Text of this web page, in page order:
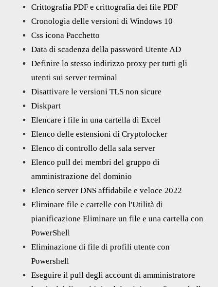
Crittografia PDF e crittografia dei file PDF
Cronologia delle versioni di Windows 10
Css icona Pacchetto
Data di scadenza della password Utente AD
Definire lo stesso indirizzo proxy per tutti gli
utenti sui server terminal
Disattivare le versioni TLS non sicure
Diskpart
Elencare i file in una cartella di Excel
Elenco delle estensioni di Cryptolocker
Elenco di controllo della sala server
Elenco pull dei membri del gruppo di
amministrazione del dominio
Elenco server DNS affidabile e veloce 2022
Eliminare file e cartelle con l'Utilità di
pianificazione Eliminare un file e una cartella con
PowerShell
Eliminazione di file di profili utente con
Powershell
Eseguire il pull degli account di amministratore